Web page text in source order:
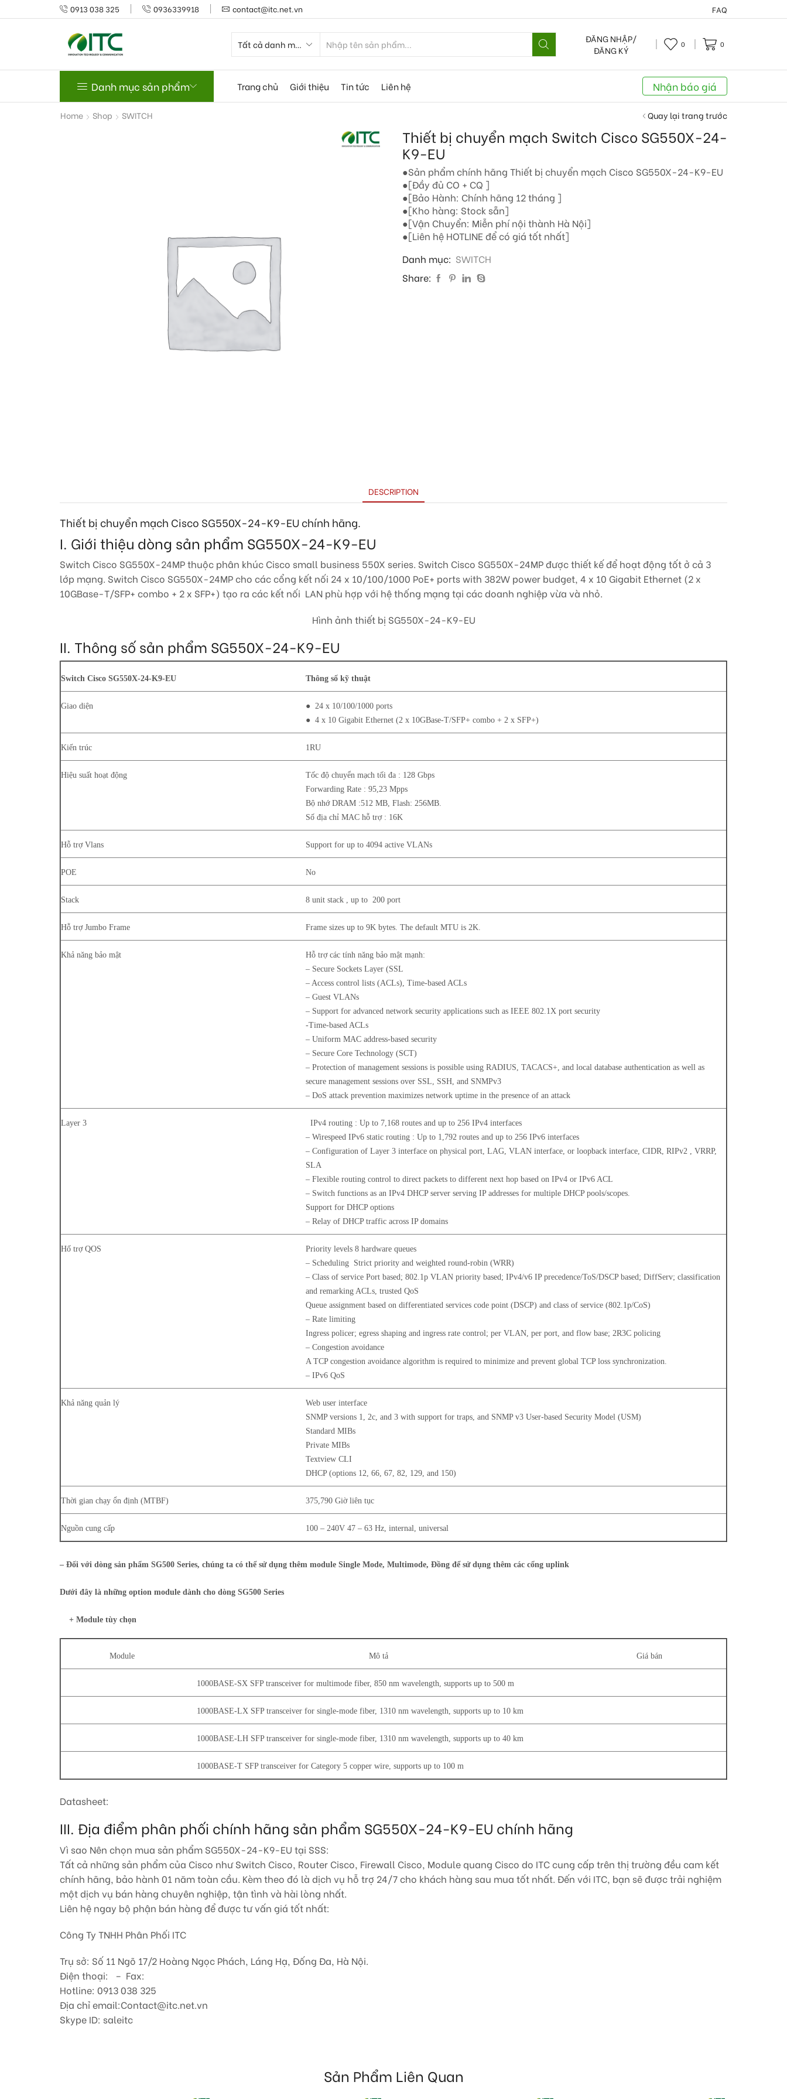
0913 038 325 0936339918 contact@itc.net.vn FAQ
ĐĂNG NHẬP/
ĐĂNG KÝ
0 0
Danh mục sản phẩm Trang chủ Giới thiệu Tin tức Liên hệ Nhận báo giá
Home Shop SWITCH Quay lại trang trước
Thiết bị chuyển mạch Switch Cisco SG550X-24-
K9-EU
●Sản phẩm chính hãng Thiết bị chuyển mạch Cisco SG550X-24-K9-EU
●[Đầy đủ CO + CQ ]
●[Bảo Hành: Chính hãng 12 tháng ]
●[Kho hàng: Stock sẵn]
●[Vận Chuyển: Miễn phí nội thành Hà Nội]
●[Liên hệ HOTLINE để có giá tốt nhất]
Danh mục: SWITCH
Share:
DESCRIPTION
Thiết bị chuyển mạch Cisco SG550X-24-K9-EU chính hãng.
I. Giới thiệu dòng sản phẩm SG550X-24-K9-EU
Switch Cisco SG550X-24MP thuộc phân khúc Cisco small business 550X series. Switch Cisco SG550X-24MP được thiết kế để hoạt động tốt ở cả 3
lớp mạng. Switch Cisco SG550X-24MP cho các cổng kết nối 24 x 10/100/1000 PoE+ ports with 382W power budget, 4 x 10 Gigabit Ethernet (2 x
10GBase-T/SFP+ combo + 2 x SFP+) tạo ra các kết nối LAN phù hợp với hệ thống mạng tại các doanh nghiệp vừa và nhỏ.
Hình ảnh thiết bị SG550X-24-K9-EU
II. Thông số sản phẩm SG550X-24-K9-EU
Switch Cisco SG550X-24-K9-EU Thông số kỹ thuật
Giao diện
● 24 x 10/100/1000 ports
● 4 x 10 Gigabit Ethernet (2 x 10GBase-T/SFP+ combo + 2 x SFP+)
Kiến trúc 1RU
Hiệu suất hoạt động
Tốc độ chuyển mạch tối đa : 128 Gbps
Forwarding Rate : 95,23 Mpps
Bộ nhớ DRAM :512 MB, Flash: 256MB.
Số địa chỉ MAC hỗ trợ : 16K
Hỗ trợ Vlans Support for up to 4094 active VLANs
POE No
Stack 8 unit stack , up to 200 port
Hỗ trợ Jumbo Frame Frame sizes up to 9K bytes. The default MTU is 2K.
Khả năng bảo mật
Hỗ trợ các tính năng bảo mật mạnh:
– Secure Sockets Layer (SSL
– Access control lists (ACLs), Time-based ACLs
– Guest VLANs
– Support for advanced network security applications such as IEEE 802.1X port security
-Time-based ACLs
– Uniform MAC address-based security
– Secure Core Technology (SCT)
– Protection of management sessions is possible using RADIUS, TACACS+, and local database authentication as well as
secure management sessions over SSL, SSH, and SNMPv3
– DoS attack prevention maximizes network uptime in the presence of an attack
Layer 3
IPv4 routing : Up to 7,168 routes and up to 256 IPv4 interfaces
– Wirespeed IPv6 static routing : Up to 1,792 routes and up to 256 IPv6 interfaces
– Configuration of Layer 3 interface on physical port, LAG, VLAN interface, or loopback interface, CIDR, RIPv2 , VRRP,
SLA
– Flexible routing control to direct packets to different next hop based on IPv4 or IPv6 ACL
– Switch functions as an IPv4 DHCP server serving IP addresses for multiple DHCP pools/scopes.
Support for DHCP options
– Relay of DHCP traffic across IP domains
Hố trợ QOS
Priority levels 8 hardware queues
– Scheduling Strict priority and weighted round-robin (WRR)
– Class of service Port based; 802.1p VLAN priority based; IPv4/v6 IP precedence/ToS/DSCP based; DiffServ; classification
and remarking ACLs, trusted QoS
Queue assignment based on differentiated services code point (DSCP) and class of service (802.1p/CoS)
– Rate limiting
Ingress policer; egress shaping and ingress rate control; per VLAN, per port, and flow base; 2R3C policing
– Congestion avoidance
A TCP congestion avoidance algorithm is required to minimize and prevent global TCP loss synchronization.
– IPv6 QoS
Khả năng quản lý
Web user interface
SNMP versions 1, 2c, and 3 with support for traps, and SNMP v3 User-based Security Model (USM)
Standard MIBs
Private MIBs
Textview CLI
DHCP (options 12, 66, 67, 82, 129, and 150)
Thời gian chạy ổn định (MTBF) 375,790 Giờ liên tục
Nguồn cung cấp 100 – 240V 47 – 63 Hz, internal, universal
– Đối với dòng sản phẩm SG500 Series, chúng ta có thể sử dụng thêm module Single Mode, Multimode, Đồng để sử dụng thêm các cổng uplink
Dưới đây là những option module dành cho dòng SG500 Series
+ Module tùy chọn
Module Mô tả Giá bán
1000BASE-SX SFP transceiver for multimode fiber, 850 nm wavelength, supports up to 500 m
1000BASE-LX SFP transceiver for single-mode fiber, 1310 nm wavelength, supports up to 10 km
1000BASE-LH SFP transceiver for single-mode fiber, 1310 nm wavelength, supports up to 40 km
1000BASE-T SFP transceiver for Category 5 copper wire, supports up to 100 m
Datasheet:
III. Địa điểm phân phối chính hãng sản phẩm SG550X-24-K9-EU chính hãng
Vì sao Nên chọn mua sản phẩm SG550X-24-K9-EU tại SSS:
Tất cả những sản phẩm của Cisco như Switch Cisco, Router Cisco, Firewall Cisco, Module quang Cisco do ITC cung cấp trên thị trường đều cam kết
chính hãng, bảo hành 01 năm toàn cầu. Kèm theo đó là dịch vụ hỗ trợ 24/7 cho khách hàng sau mua tốt nhất. Đến với ITC, bạn sẽ được trải nghiệm
một dịch vụ bán hàng chuyên nghiệp, tận tình và hài lòng nhất.
Liên hệ ngay bộ phận bán hàng để được tư vấn giá tốt nhất:
Công Ty TNHH Phân Phối ITC
Trụ sở: Số 11 Ngõ 17/2 Hoàng Ngọc Phách, Láng Hạ, Đống Đa, Hà Nội.
Điện thoại: – Fax:
Hotline: 0913 038 325
Địa chỉ email:Contact@itc.net.vn
Skype ID: saleitc
Sản Phẩm Liên Quan